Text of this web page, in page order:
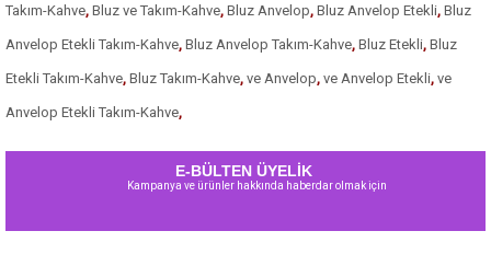
Takım-Kahve, Bluz ve Takım-Kahve, Bluz Anvelop, Bluz Anvelop Etekli, Bluz
Anvelop Etekli Takım-Kahve, Bluz Anvelop Takım-Kahve, Bluz Etekli, Bluz
Etekli Takım-Kahve, Bluz Takım-Kahve, ve Anvelop, ve Anvelop Etekli, ve
Anvelop Etekli Takım-Kahve,
E-BÜLTEN ÜYELİK
Kampanya ve ürünler hakkında haberdar olmak için